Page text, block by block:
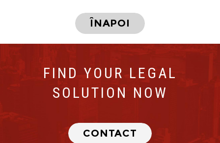
ÎNAPOI
FIND YOUR LEGAL
SOLUTION NOW
CONTACT